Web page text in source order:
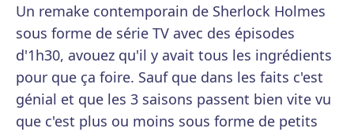
Un remake contemporain de Sherlock Holmes
sous forme de série TV avec des épisodes
d'1h30, avouez qu'il y avait tous les ingrédients
pour que ça foire. Sauf que dans les faits c'est
génial et que les 3 saisons passent bien vite vu
que c'est plus ou moins sous forme de petits